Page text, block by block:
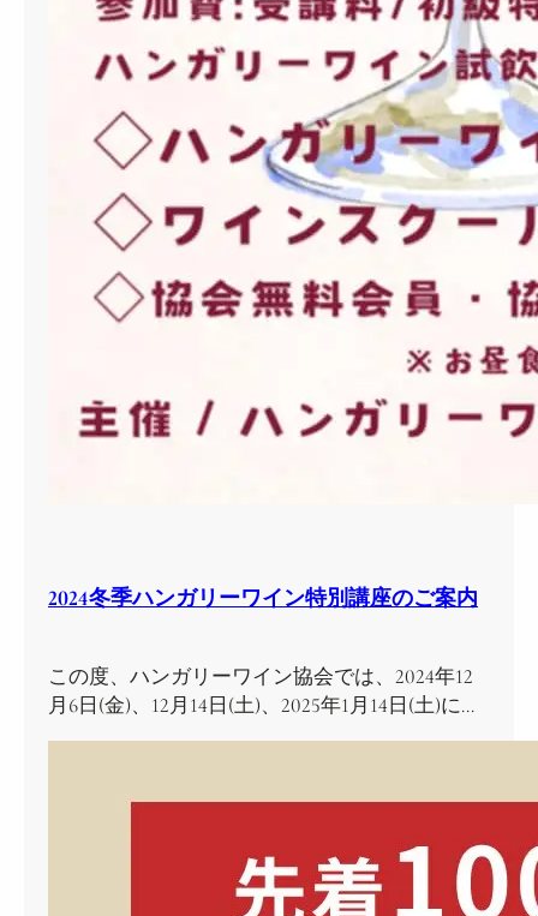
2024冬季ハンガリーワイン特別講座のご案内
この度、ハンガリーワイン協会では、2024年12
月6日(金)、12月14日(土)、2025年1月14日(土)に…